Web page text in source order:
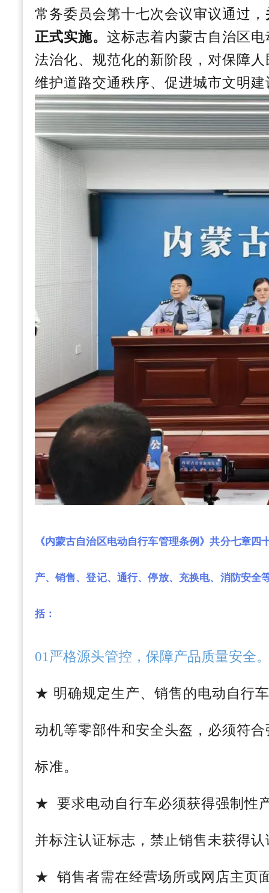
常务委员会第十七次会议审议通过，
正式实施。 这标志着内蒙古自治区
法治化、规范化的新阶段，对保障
维护道路交通秩序、促进城市文明
《内蒙古自治区电动自行车管理条例》共分七章
产、销售、登记、通行、停放、充换电、消防安全
括：
01严格源头管控，保障产品质量安全
★ 明确规定生产、销售的电动自行
动机等零部件和安全头盔，必须符
标准。
★ 要求电动自行车必须获得强制性
并标注认证标志，禁止销售未获得
★ 销售者需在经营场所或网店主页